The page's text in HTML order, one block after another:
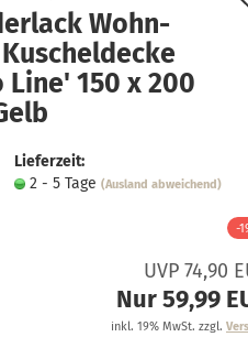
Wohn-
Line' 150 x 200
Lieferzeit:
2 - 5 Tage (Ausland abweichend)
-
UVP 74,90
Nur 59,99
inkl. 19% MwSt. zzgl.